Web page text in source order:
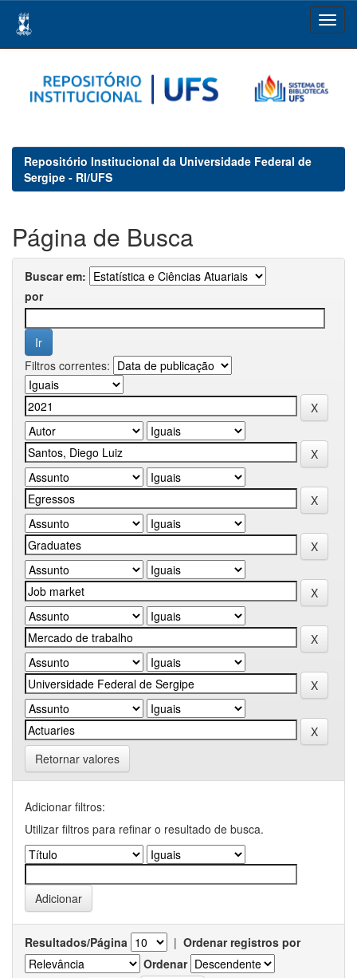
navigation
Repositório Institucional da Universidade Federal de
Sergipe - RI/UFS
Página de Busca
Buscar em:
por
Filtros correntes:
Retornar valores
Adicionar filtros:
Utilizar filtros para refinar o resultado de busca.
Resultados/Página | Ordenar registros por
Ordenar